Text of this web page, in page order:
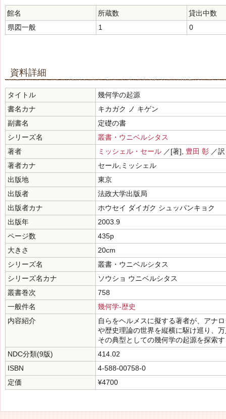
館名 所蔵数
貸出中数
県図一般
1 0
資料詳細
タイトル
幾何学の起源
書名カナ
キカガク ノ キゲン
副書名
定礎の書
シリーズ名
叢書・ウニベルシタス
著者
ミッシェル・セール ／[著], 豊田 彰 ／
著者カナ
セール,ミッシェル
出版地
東京
出版者
法政大学出版局
出版者カナ
ホウセイ ダイガク シュッパンキョク
出版年
2003.9
ページ数
435p
大きさ
20cm
シリーズ名
叢書・ウニベルシタス
シリーズ名カナ
ソウショ ウニベルシタス
叢書巻次
758
一般件名
幾何学-歴史
内容紹介
自らをヘルメスに擬する著者が、アナ
や歴史理論の世界を縦横に駆け巡り、
その典型としての幾何学の起源を探索
NDC分類(9版)
414.02
ISBN
4-588-00758-0
定価
¥4700